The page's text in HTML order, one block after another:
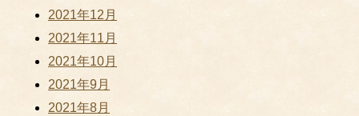
2021年12月
2021年11月
2021年10月
2021年9月
2021年8月